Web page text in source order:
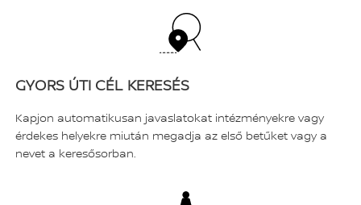
GYORS ÚTI CÉL KERESÉS
Kapjon automatikusan javaslatokat intézményekre vagy
érdekes helyekre miután megadja az első betűket vagy a
nevet a keresősorban.